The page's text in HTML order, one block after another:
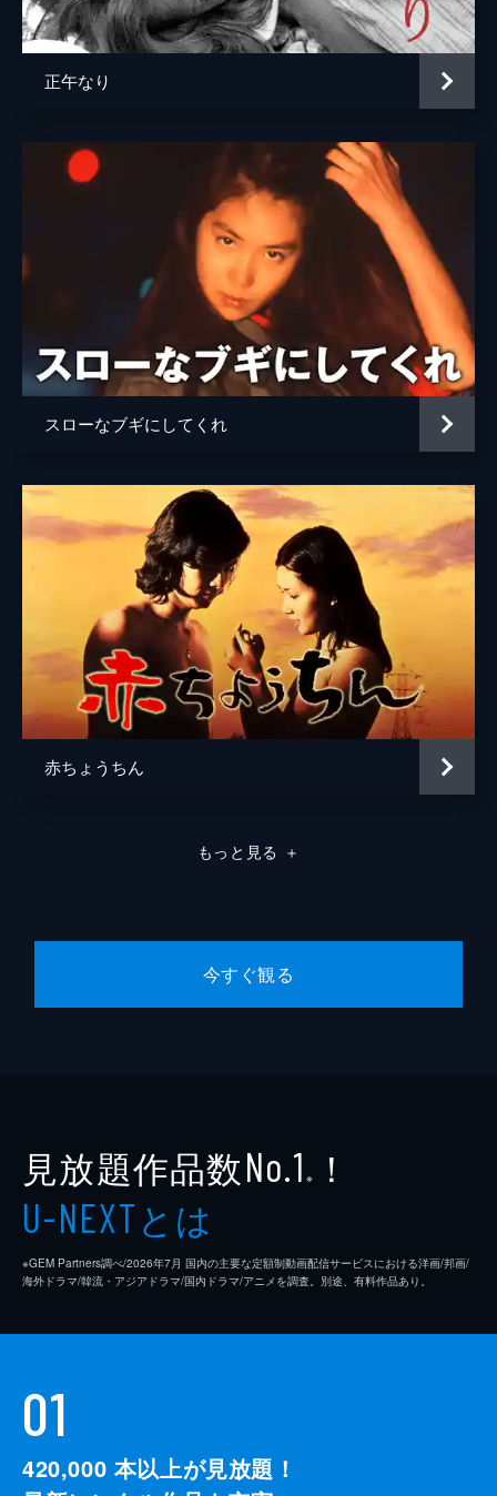
助野 北林谷栄
稲川英輔 芦田伸介
野上龍雄
原作 遠藤周作
菅野光亮
野村芳太郎
正午なり
スローなブギにしてくれ
赤ちょうちん
もっと見る ＋
今すぐ観る
見放題作品数No.1 ※ ！
U-NEXTとは
※GEM Partners調べ/2026年7⽉ 国内の主要な定額制動画配信サービスにおける洋画/邦画/
海外ドラマ/韓流・アジアドラマ/国内ドラマ/アニメを調査。別途、有料作品あり。
01
420,000 本以上が見放題！